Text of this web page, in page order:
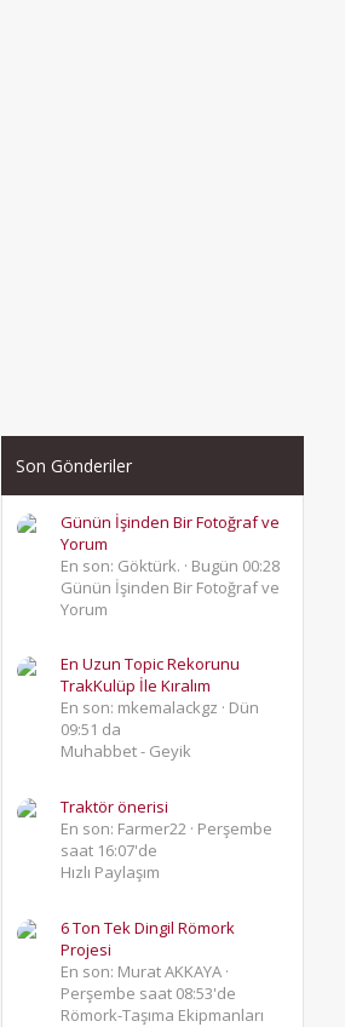
Son Gönderiler
Günün İşinden Bir Fotoğraf ve
Yorum
En son: Göktürk.
Bugün 00:28
Günün İşinden Bir Fotoğraf ve
Yorum
En Uzun Topic Rekorunu
TrakKulüp İle Kıralım
En son: mkemalackgz
Dün
09:51 da
Muhabbet - Geyik
Traktör önerisi
En son: Farmer22 Perşembe
saat 16:07'de
Hızlı Paylaşım
6 Ton Tek Dingil Römork
Projesi
En son: Murat AKKAYA
Perşembe saat 08:53'de
Römork-Taşıma Ekipmanları